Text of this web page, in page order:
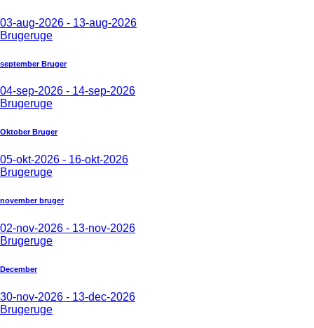
03-aug-2026 - 13-aug-2026
Brugeruge
september Bruger
04-sep-2026 - 14-sep-2026
Brugeruge
Oktober Bruger
05-okt-2026 - 16-okt-2026
Brugeruge
november bruger
02-nov-2026 - 13-nov-2026
Brugeruge
December
30-nov-2026 - 13-dec-2026
Brugeruge